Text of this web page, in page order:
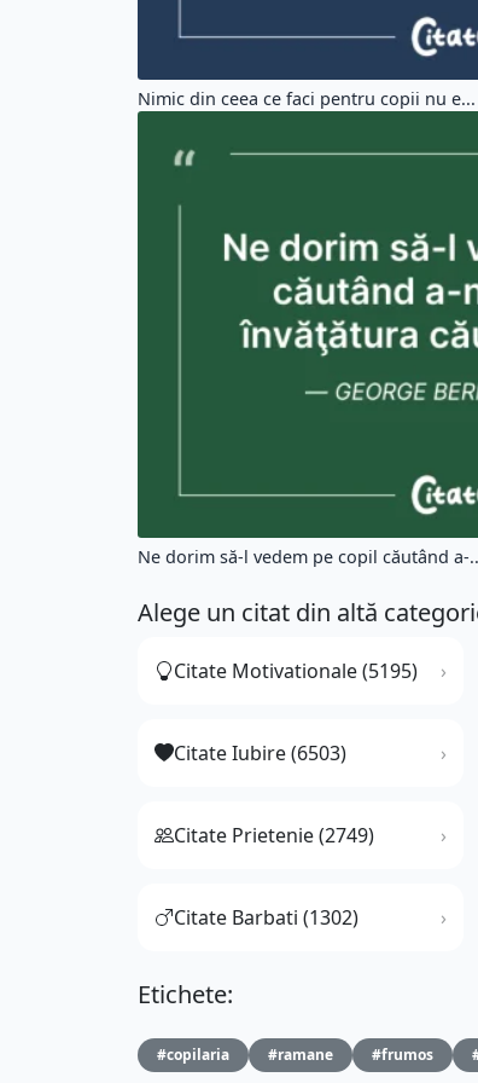
Nimic din ceea ce faci pentru copii nu e...
Ne dorim să-l vedem pe copil căutând a-
Alege un citat din altă
Citate Motivationale (5195)
Citate Iubire (6503)
Citate Prietenie (2749)
Citate Barbati (1302)
Etichete:
#copilaria #ramane #frumos